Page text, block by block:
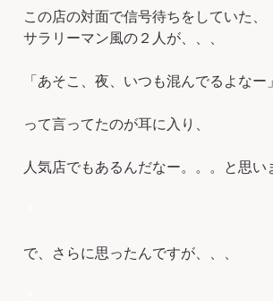
この店の対面で信号待ちをしていた、
サラリーマン風の２人が、、、
「あそこ、夜、いつも混んでるよなー」
って言ってたのが耳に入り、
人気店でもあるんだなー。。。と思い
で、さらに思ったんですが、、、